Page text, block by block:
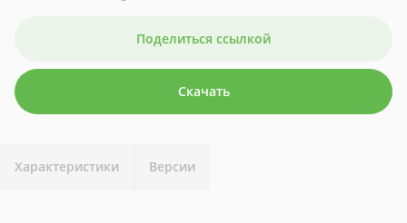
Поделиться ссылкой
Скачать
Характеристики Версии